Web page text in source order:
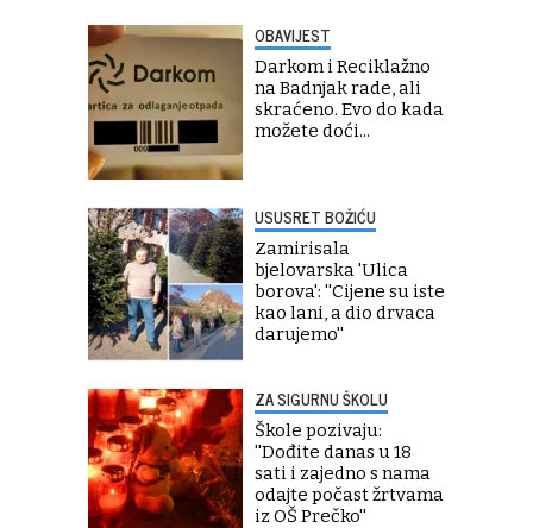
OBAVIJEST
Darkom i Reciklažno
na Badnjak rade, ali
skraćeno. Evo do kada
možete doći...
USUSRET BOŽIĆU
Zamirisala
bjelovarska 'Ulica
borova': ''Cijene su iste
kao lani, a dio drvaca
darujemo''
ZA SIGURNU ŠKOLU
Škole pozivaju:
''Dođite danas u 18
sati i zajedno s nama
odajte počast žrtvama
iz OŠ Prečko''